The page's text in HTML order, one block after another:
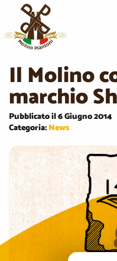
Il Molino
marchio
Pubblicato il 6 Giugno 2014
Categoria:News